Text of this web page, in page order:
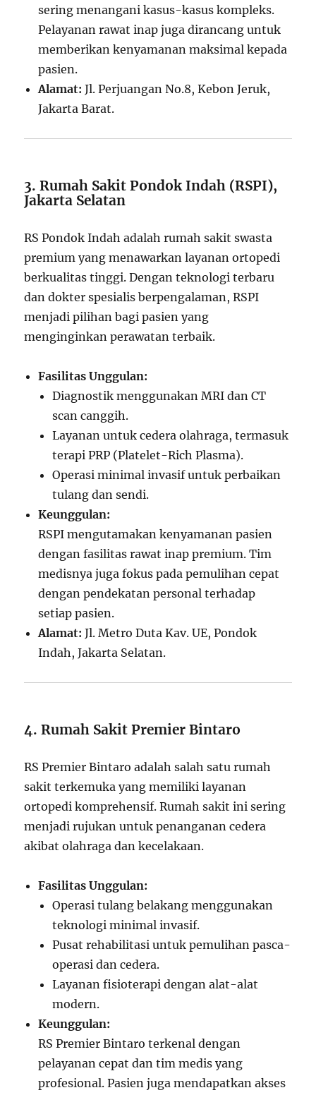
sering menangani kasus-kasus kompleks.
Pelayanan rawat inap juga dirancang untuk
memberikan kenyamanan maksimal kepada
pasien.
Alamat: Jl. Perjuangan No.8, Kebon Jeruk,
Jakarta Barat.
3. Rumah Sakit Pondok Indah (RSPI),
Jakarta Selatan
RS Pondok Indah adalah rumah sakit swasta
premium yang menawarkan layanan ortopedi
berkualitas tinggi. Dengan teknologi terbaru
dan dokter spesialis berpengalaman, RSPI
menjadi pilihan bagi pasien yang
menginginkan perawatan terbaik.
Fasilitas Unggulan:
Diagnostik menggunakan MRI dan CT
scan canggih.
Layanan untuk cedera olahraga, termasuk
terapi PRP (Platelet-Rich Plasma).
Operasi minimal invasif untuk perbaikan
tulang dan sendi.
Keunggulan:
RSPI mengutamakan kenyamanan pasien
dengan fasilitas rawat inap premium. Tim
medisnya juga fokus pada pemulihan cepat
dengan pendekatan personal terhadap
setiap pasien.
Alamat: Jl. Metro Duta Kav. UE, Pondok
Indah, Jakarta Selatan.
4. Rumah Sakit Premier Bintaro
RS Premier Bintaro adalah salah satu rumah
sakit terkemuka yang memiliki layanan
ortopedi komprehensif. Rumah sakit ini sering
menjadi rujukan untuk penanganan cedera
akibat olahraga dan kecelakaan.
Fasilitas Unggulan:
Operasi tulang belakang menggunakan
teknologi minimal invasif.
Pusat rehabilitasi untuk pemulihan pasca-
operasi dan cedera.
Layanan fisioterapi dengan alat-alat
modern.
Keunggulan:
RS Premier Bintaro terkenal dengan
pelayanan cepat dan tim medis yang
profesional. Pasien juga mendapatkan akses